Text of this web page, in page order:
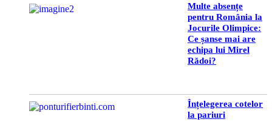
Multe absențe
pentru România la
Jocurile Olimpice:
Ce șanse mai are
echipa lui Mirel
Rădoi?
Înțelegerea cotelor
la pariuri